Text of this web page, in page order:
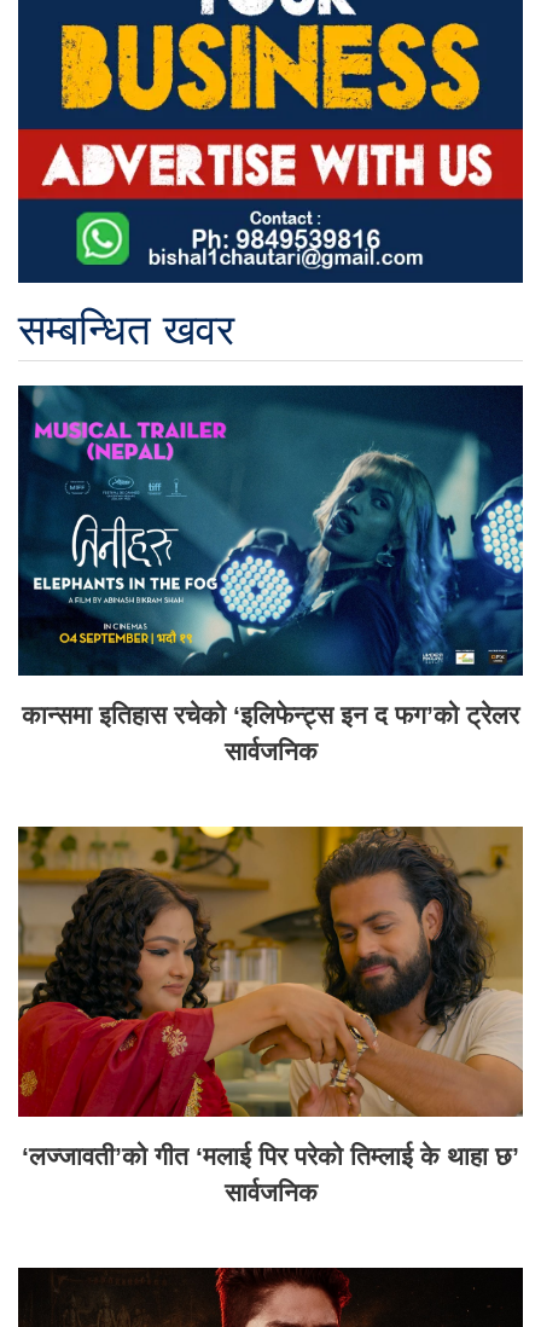
सम्बन्धित खवर
कान्समा इतिहास रचेको ‘इलिफेन्ट्स इन द फग’को ट्रेलर
सार्वजनिक
‘लज्जावती’को गीत ‘मलाई पिर परेको तिम्लाई के थाहा छ’
सार्वजनिक